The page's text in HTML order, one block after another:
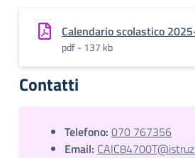
Calendario scolastico
pdf - 137 kb
Contatti
Telefono: 070 767356
Email: